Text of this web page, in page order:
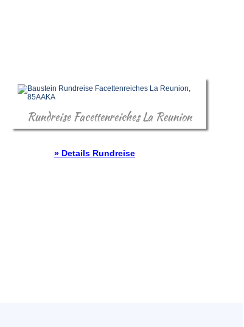
Rundreise Facettenreiches La Reunion
» Details Rundreise